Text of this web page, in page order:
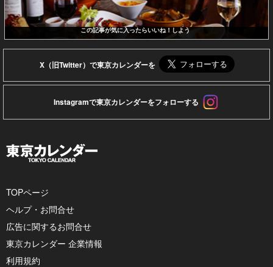
この記事が気に入ったらいいね！しよう
X（旧Twitter）で東京カレンダーを
Instagramで東京カレンダーをフォローする
TOPページ
ヘルプ・お問合せ
広告に関するお問合せ
東京カレンダー 企業情報
利用規約